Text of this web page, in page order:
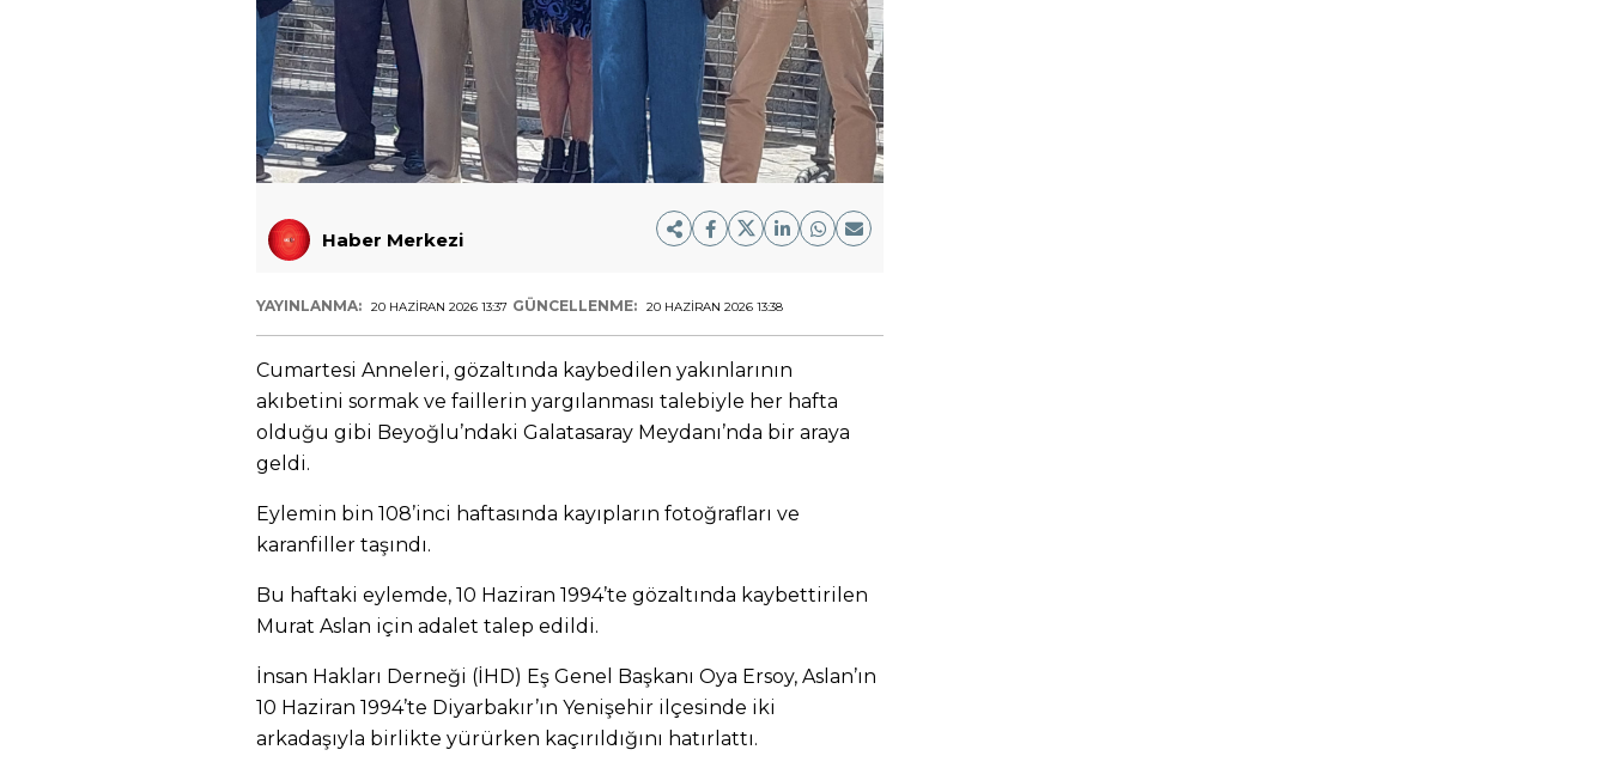
Haber Merkezi
YAYINLANMA: 20 HAZIRAN 2026 13:37 GÜNCELLENME: 20 HAZIRAN 2026 13:38
Cumartesi Anneleri, gözaltında kaybedilen yakınlarının
akıbetini sormak ve faillerin yargılanması talebiyle her hafta
olduğu gibi Beyoğlu’ndaki Galatasaray Meydanı’nda bir araya
geldi.
Eylemin bin 108’inci haftasında kayıpların fotoğrafları ve
karanfiller taşındı.
Bu haftaki eylemde, 10 Haziran 1994’te gözaltında kaybettirilen
Murat Aslan için adalet talep edildi.
İnsan Hakları Derneği (İHD) Eş Genel Başkanı Oya Ersoy, Aslan’ın
10 Haziran 1994’te Diyarbakır’ın Yenişehir ilçesinde iki
arkadaşıyla birlikte yürürken kaçırıldığını hatırlattı.